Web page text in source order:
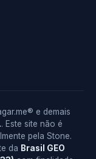
e demais
. Este site não é
pela Stone.
da Brasil GEO